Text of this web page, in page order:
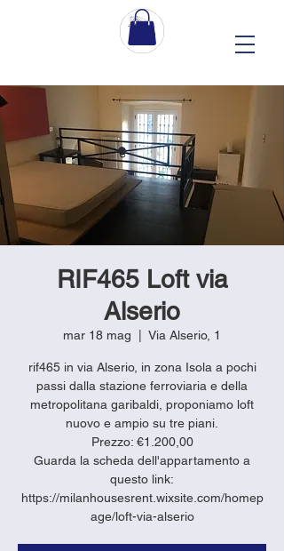
RIF465 Loft via
Alserio
mar 18 mag Via Alserio, 1
rif465 in via Alserio, in zona Isola a pochi
passi dalla stazione ferroviaria e della
metropolitana garibaldi, proponiamo loft
nuovo e ampio su tre piani.
Prezzo: €1.200,00
Guarda la scheda dell'appartamento a
questo link:
https://milanhousesrent.wixsite.com/homep
age/loft-via-alserio